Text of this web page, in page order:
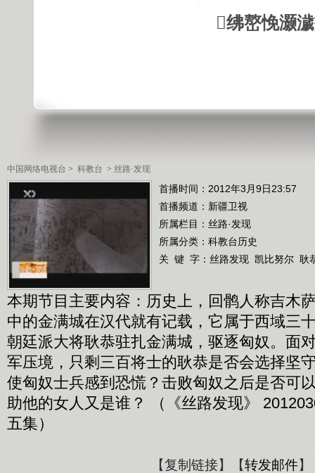
绋嶅悗灏
中国网络电视台 > 科教台 > 丝路·发现
首播时间：2012年3月9日23:57
首播频道： 新疆卫视
所属栏目： 丝路·发现
所属分类：科教台历史
关 键 字： 丝路发现 凯比努尔 耿
本期节目主要内容：历史上，回鹘人称吉木
中的金满城在汉代就有记载，它属于西域三
朝廷派大将耿恭驻扎金满城，驱逐匈奴。面
军压境，只剩三百将士的耿恭是否会选择坚
使匈奴士兵感到恐慌？击败匈奴之后是否可
助他的女人又是谁？ （《丝路发现》
五集）
【复制链接】【转发邮件】